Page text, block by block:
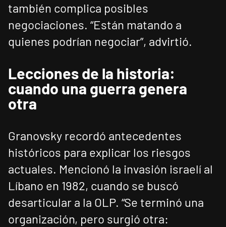
también complica posibles
negociaciones. “Están matando a
quienes podrían negociar”, advirtió.
Lecciones de la historia:
cuando una guerra genera
otra
Granovsky recordó antecedentes
históricos para explicar los riesgos
actuales. Mencionó la invasión israelí al
Líbano en 1982, cuando se buscó
desarticular a la OLP. “Se terminó una
organización, pero surgió otra: